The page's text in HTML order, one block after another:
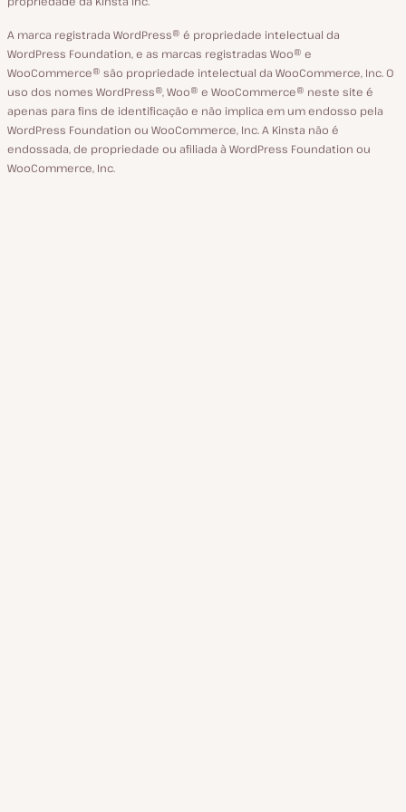
A marca registrada WordPress® é propriedade intelectual da
WordPress Foundation, e as marcas registradas Woo® e
WooCommerce® são propriedade intelectual da WooCommerce, Inc. O
uso dos nomes WordPress®, Woo® e WooCommerce® neste site é
apenas para fins de identificação e não implica em um endosso pela
WordPress Foundation ou WooCommerce, Inc. A Kinsta não é
endossada, de propriedade ou afiliada à WordPress Foundation ou
WooCommerce, Inc.